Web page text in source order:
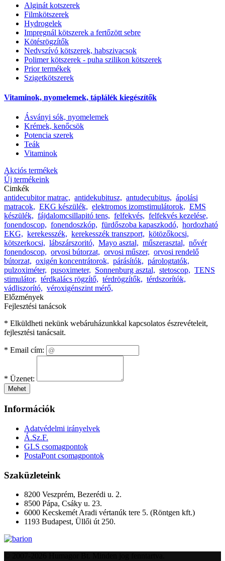
Alginát kotszerek
Filmkötszerek
Hydrogelek
Impregnál kötszerek a fertőzött sebre
Kötésrögzítők
Nedvszívó kötszerek, habszivacsok
Polimer kötszerek - puha szilikon kötszerek
Prior termékek
Szigetkötszerek
Vitaminok, nyomelemek, táplálék kiegészítők
Ásványi sók, nyomelemek
Krémek, kenőcsök
Potencia szerek
Teák
Vitaminok
Akciós termékek
Új termékeink
Cimkék
antidecubitor matrac, antidekubitusz, antudecubitus, ápolási
matracok, EKG készülék, elektromos izomstimulátorok, EMS
készülék, fájdalomcsillapitó tens, felfekvés, felfekvés kezelése,
fonendoscop, fonendoszkóp, fürdőszoba kapaszkodó, hordozható
EKG, kerekesszék, kerekesszék transzport, kötözőkocsi,
kötszerkocsi, lábszárszoritó, Mayo asztal, műszerasztal, nővér
fonendoscop, orvosi bútorzat, orvosi műszer, orvosi rendelő
bútorzat, oxigén koncentrátorok, párásítók, párologtatók,
pulzoximéter, pusoximeter, Sonnenburg asztal, stetoscop, TENS
stimulátor, térdkalács rögzítő, térdrögzítők, térdszorítók,
vádliszorító, véroxigénszint mérő,
Előzmények
Fejlesztési tanácsok
* Elküldheti nekünk webáruházunkkal kapcsolatos észrevételeit,
fejlesztési tanácsait.
* Email cím:
* Üzenet:
Mehet
Információk
Adatvédelmi irányelvek
Á.Sz.F.
GLS csomagpontok
PostaPont csomagpontok
Szaküzleteink
8200 Veszprém, Bezerédi u. 2.
8500 Pápa, Csáky u. 23.
6000 Kecskemét Aradi vértanúk tere 5. (Röntgen kft.)
1193 Budapest, Üllői út 250.